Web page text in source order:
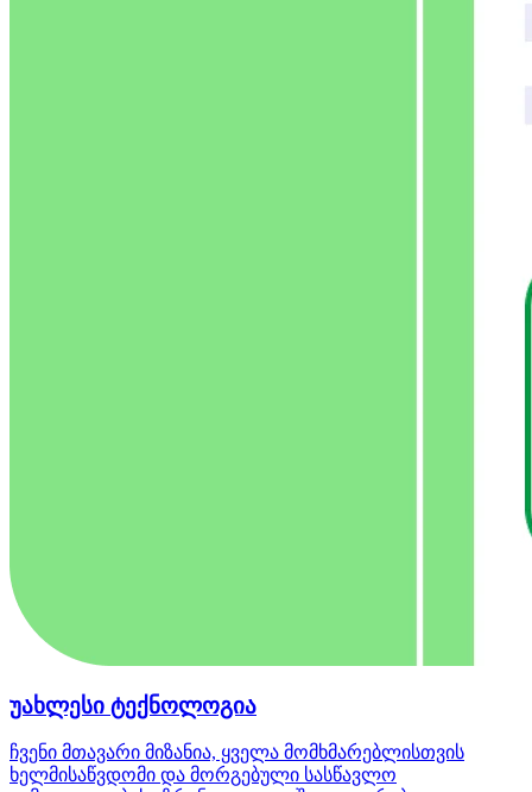
უახლესი ტექნოლოგია
ჩვენი მთავარი მიზანია, ყველა მომხმარებლისთვის
ხელმისაწვდომი და მორგებული სასწავლო